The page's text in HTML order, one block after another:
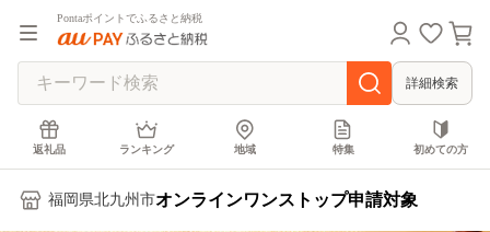
Pontaポイントでふるさと納税
詳細検索
返礼品 ランキング 地域 特集 初めての方
福岡県北九州市オンラインワンストップ申請対象